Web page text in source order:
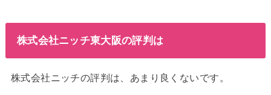
株式会社ニッチ東大阪の評判は
株式会社ニッチの評判は、あまり良くないです。